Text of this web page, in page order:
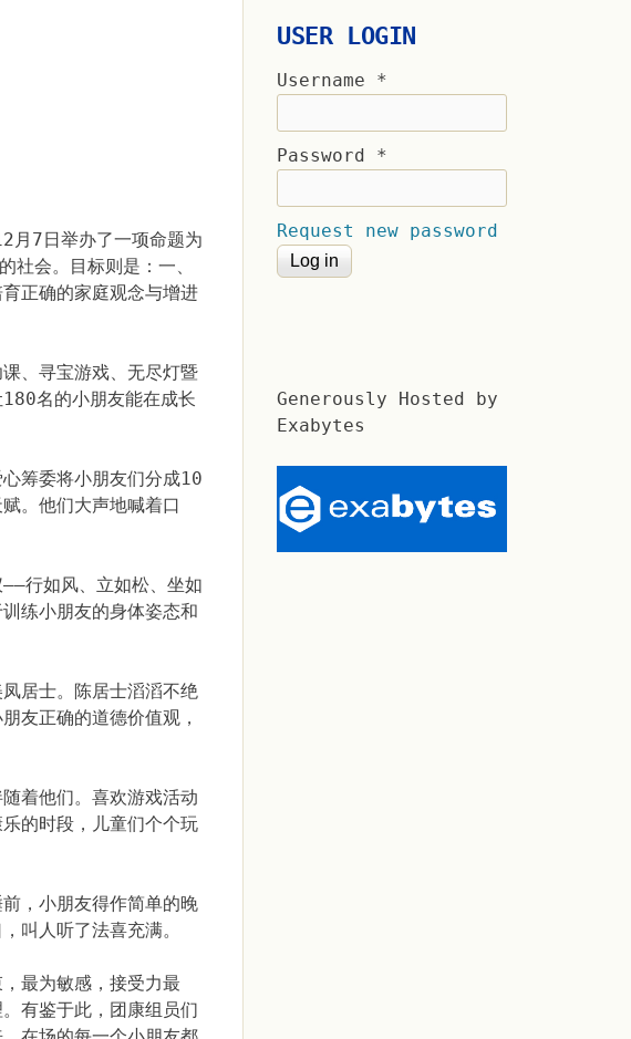
月7日举办了一项命题为
会。目标则是：一、
正确的家庭观念与增进
、寻宝游戏、无尽灯暨
名的小朋友能在成长
筹委将小朋友们分成10
。他们大声地喊着口
行如风、立如松、坐如
练小朋友的身体姿态和
居士。陈居士滔滔不绝
友正确的道德价值观，
着他们。喜欢游戏活动
的时段，儿童们个个玩
，小朋友得作简单的晚
叫人听了法喜充满。
最为敏感，接受力最
有鉴于此，团康组员们
USER LOGIN
Username *
Password *
Request new password
Generously Hosted by
Exabytes